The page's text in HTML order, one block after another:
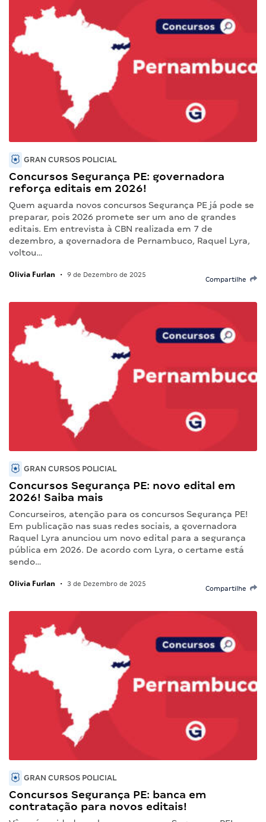
GRAN CURSOS POLICIAL
Concursos Segurança PE: governadora
reforça editais em 2026!
Quem aguarda novos concursos Segurança PE já pode se
preparar, pois 2026 promete ser um ano de grandes
editais. Em entrevista à CBN realizada em 7 de
dezembro, a governadora de Pernambuco, Raquel Lyra,
voltou…
Olivia Furlan • 9 de Dezembro de 2025
Compartilhe
GRAN CURSOS POLICIAL
Concursos Segurança PE: novo edital em
2026! Saiba mais
Concurseiros, atenção para os concursos Segurança PE!
Em publicação nas suas redes sociais, a governadora
Raquel Lyra anunciou um novo edital para a segurança
pública em 2026. De acordo com Lyra, o certame está
sendo…
Olivia Furlan • 3 de Dezembro de 2025
Compartilhe
GRAN CURSOS POLICIAL
Concursos Segurança PE: banca em
contratação para novos editais!